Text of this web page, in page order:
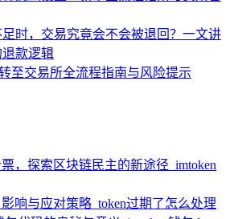
足时，交易究竟会不会被退回？一文讲
款逻辑
至交易所全流程指南与风险提示
，探索区块链民主的新途径_imtoken
响与应对策略_token过期了怎么处理